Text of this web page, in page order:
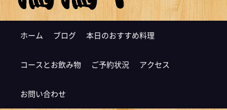
ホーム ブログ 本日のおすすめ料理
コースとお飲み物 ご予約状況 アクセス
お問い合わせ